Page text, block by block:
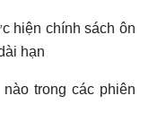
hiện chính sách ôn
hạn
trong các phiên